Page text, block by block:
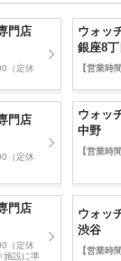
門店
（定休
ウォッ
銀座8丁
【営業時間
門店
（定休
ウォッ
中野
【営業時間
門店
（定休
設に準
ウォッ
渋谷
【営業時間